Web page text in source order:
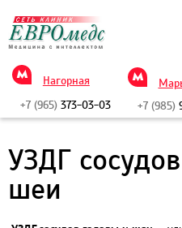
Нагорная
+7 (965) 373-03-03
+7 (985)
УЗДГ
шеи